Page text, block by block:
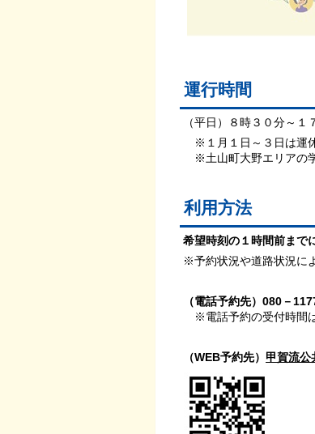
運行時間
（平日）８時３０分～
※１月１日～３日は運休
※土山町大野エリアの
利用方法
希望時刻の１時間前まで
※予約状況や道路状況に
（電話予約先）080－
※電話予約の受付時間
（WEB予約先） 甲賀流公